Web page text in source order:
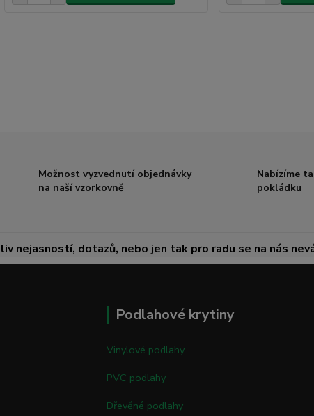
Možnost vyzvednutí objednávky
na naší vzorkovně
Nabízíme
pokládku
nejasností, dotazů, nebo jen tak pro radu se na nás
Podlahové krytiny
Vinylové podlahy
PVC podlahy
Dřevěné podlahy